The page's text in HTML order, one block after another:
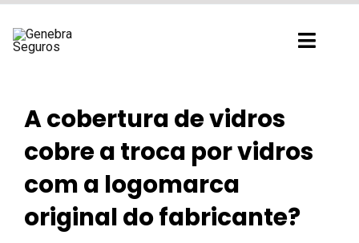
para
A cobertura de vidros
cobre a troca por vidros
com a logomarca
original do fabricante?